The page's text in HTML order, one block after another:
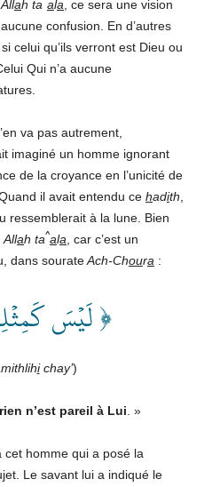
Allah ta ala , ce sera une vision
confusion. En d’autres
celui qu’ils verront est Dieu ou
Qui n’a aucune
va pas autrement,
imaginé un homme ignorant
de la croyance en l’unicité de
Quand il avait entendu ce hadith
ressemblerait à la lune. Bien
Allah ta^ala , car c’est un
dans sourateAch-Choura :
﴿ لَيۡسَ
ichay’)
n’est pareil à Lui . »
cet homme qui a posé la
Le savant lui a indiqué le